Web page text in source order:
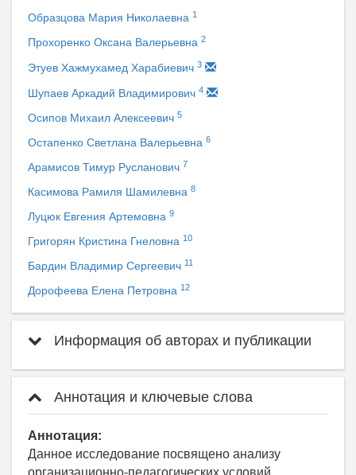
Образцова Мария Николаевна 1
Прохоренко Оксана Валерьевна 2
Этуев Хажмухамед Харабиевич 3
Шупаев Аркадий Владимирович 4
Осипов Михаил Алексеевич 5
Остапенко Светлана Валерьевна 6
Арамисов Тимур Русланович 7
Касимова Рамиля Шамилевна 8
Луцюк Евгения Артемовна 9
Григорян Кристина Гнеловна 10
Бардин Владимир Сергеевич 11
Дорофеева Елена Петровна 12
Информация об авторах и публикации
Аннотация и ключевые слова
Аннотация:
Данное исследование посвящено анализу